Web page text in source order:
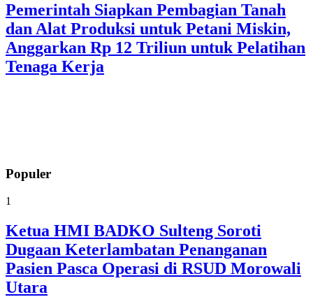
Pemerintah Siapkan Pembagian Tanah
dan Alat Produksi untuk Petani Miskin,
Anggarkan Rp 12 Triliun untuk Pelatihan
Tenaga Kerja
Populer
1
Ketua HMI BADKO Sulteng Soroti
Dugaan Keterlambatan Penanganan
Pasien Pasca Operasi di RSUD Morowali
Utara